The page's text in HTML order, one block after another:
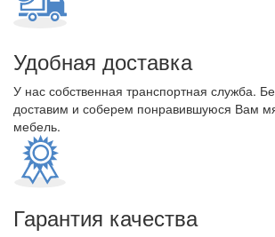
Удобная доставка
У нас собственная транспортная служба.
доставим и соберем понравившуюся Вам
мебель.
Гарантия качества